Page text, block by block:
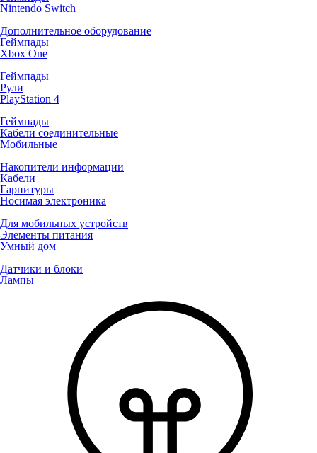
Nintendo Switch
Дополнительное оборудование
Геймпады
Xbox One
Геймпады
Рули
PlayStation 4
Геймпады
Кабели соединительные
Мобильные
Накопители информации
Кабели
Гарнитуры
Носимая электроника
Для мобильных устройств
Элементы питания
Умный дом
Датчики и блоки
Лампы